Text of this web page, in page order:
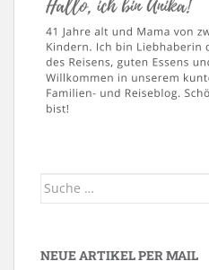
Suche
NEUE ARTIKEL PER MAIL